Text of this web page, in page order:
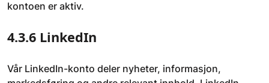
kontoen er aktiv.
4.3.6 LinkedIn
Vår LinkedIn-konto deler nyheter, informasjon,